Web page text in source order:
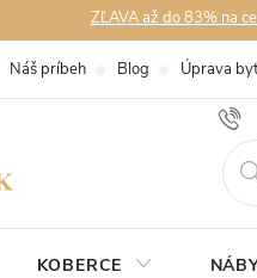
ZĽAVA až do 83% na
Náš príbeh Blog Úprava
KOBERCE